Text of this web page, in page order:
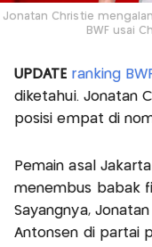
Jonatan Christie
BWF usai
UPDATE ranking
diketahui. Jonatan
posisi empat di
Pemain asal
menembus babak
Sayangnya,
Antonsen di partai